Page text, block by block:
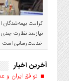
کرامت بیمه‌شدگان
نیازمند نظارت جدی
خدمت‌رسانی است
آخرین اخبار
توافق ایران و